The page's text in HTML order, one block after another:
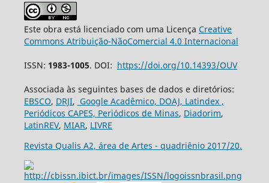
Este obra está licenciado com uma Licença Creative
Commons Atribuição-NãoComercial 4.0 Internacional
ISSN: 1983-1005. DOI: https://doi.org/10.14393/OUV
Associada às seguintes bases de dados e diretórios:
EBSCO, DRJI, Google Acadêmico, DOAJ, Latindex ,
Periódicos CAPES, Periódicos de Minas, Diadorim,
LatinREV, MIAR, LIVRE
Revista Qualis A2, área de Artes - quadriênio 2017/20.